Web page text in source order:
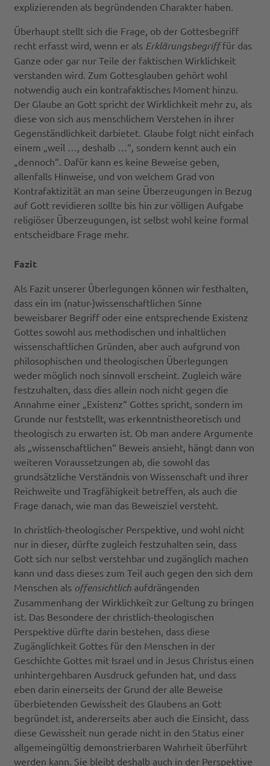
explizierenden als begründenden Charakter haben.
Überhaupt stellt sich die Frage, ob der Gottesbegriff
recht erfasst wird, wenn er als Erklärungsbegrifffür das
Ganze oder gar nur Teile der faktischen Wirklichkeit
verstanden wird. Zum Gottesglauben gehört wohl
notwendig auch ein kontrafaktisches Moment hinzu.
Der Glaube an Gott spricht der Wirklichkeit mehr zu, als
diese von sich aus menschlichem Verstehen in ihrer
Gegenständlichkeit darbietet. Glaube folgt nicht einfach
einem „weil …, deshalb …“, sondern kennt auch ein
„dennoch“. Dafür kann es keine Beweise geben,
allenfalls Hinweise, und von welchem Grad von
Kontrafaktizität an man seine Überzeugungen in Bezug
auf Gott revidieren sollte bis hin zur völligen Aufgabe
religiöser Überzeugungen, ist selbst wohl keine formal
entscheidbare Frage mehr.
Fazit
Als Fazit unserer Überlegungen können wir festhalten,
dass ein im (natur-)wissenschaftlichen Sinne
beweisbarer Begriff oder eine entsprechende Existenz
Gottes sowohl aus methodischen und inhaltlichen
wissenschaftlichen Gründen, aber auch aufgrund von
philosophischen und theologischen Überlegungen
weder möglich noch sinnvoll erscheint. Zugleich wäre
festzuhalten, dass dies allein noch nicht gegen die
Annahme einer „Existenz“ Gottes spricht, sondern im
Grunde nur feststellt, was erkenntnistheoretisch und
theologisch zu erwarten ist. Ob man andere Argumente
als „wissenschaftlichen“ Beweis ansieht, hängt dann von
weiteren Voraussetzungen ab, die sowohl das
grundsätzliche Verständnis von Wissenschaft und ihrer
Reichweite und Tragfähigkeit betreffen, als auch die
Frage danach, wie man das Beweisziel versteht.
In christlich-theologischer Perspektive, und wohl nicht
nur in dieser, dürfte zugleich festzuhalten sein, dass
Gott sich nur selbst verstehbar und zugänglich machen
kann und dass dieses zum Teil auch gegen den sich dem
Menschen als offensichtlich aufdrängenden
Zusammenhang der Wirklichkeit zur Geltung zu bringen
ist. Das Besondere der christlich-theologischen
Perspektive dürfte darin bestehen, dass diese
Zugänglichkeit Gottes für den Menschen in der
Geschichte Gottes mit Israel und in Jesus Christus einen
unhintergehbaren Ausdruck gefunden hat, und dass
eben darin einerseits der Grund der alle Beweise
überbietenden Gewissheit des Glaubens an Gott
begründet ist, andererseits aber auch die Einsicht, dass
diese Gewissheit nun gerade nicht in den Status einer
allgemeingültig demonstrierbaren Wahrheit überführt
werden kann. Sie bleibt deshalb auch in der Perspektive